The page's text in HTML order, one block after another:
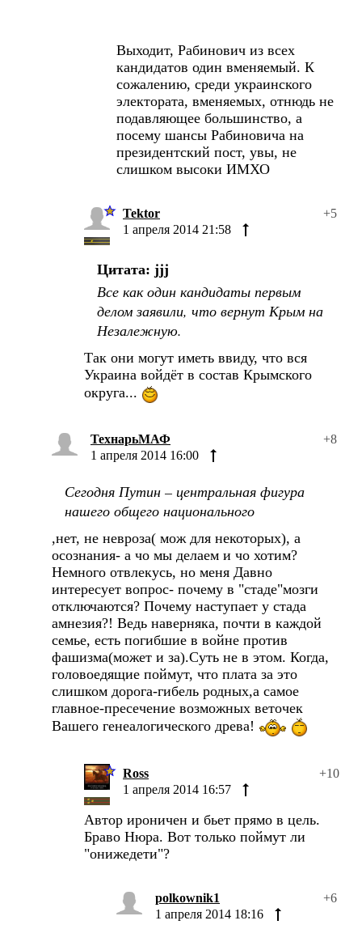
Выходит, Рабинович из всех
кандидатов один вменяемый. К
сожалению, среди украинского
электората, вменяемых, отнюдь не
подавляющее большинство, а
посему шансы Рабиновича на
президентский пост, увы, не
слишком высоки ИМХО
Tektor
+5
1 апреля 2014 21:58
Цитата: jjj
Все как один кандидаты первым
делом заявили, что вернут Крым на
Незалежную.
Так они могут иметь ввиду, что вся
Украина войдёт в состав Крымского
округа...
ТехнарьМАФ
+8
1 апреля 2014 16:00
Сегодня Путин – центральная фигура
нашего общего национального
,нет, не невроза( мож для некоторых), а
осознания- а чо мы делаем и чо хотим?
Немного отвлекусь, но меня Давно
интересует вопрос- почему в "стаде"мозги
отключаются? Почему наступает у стада
амнезия?! Ведь наверняка, почти в каждой
семье, есть погибшие в войне против
фашизма(может и за).Суть не в этом. Когда,
головоедящие поймут, что плата за это
слишком дорога-гибель родных,а самое
главное-пресечение возможных веточек
Вашего генеалогического древа!
Ross
+10
1 апреля 2014 16:57
Автор ироничен и бьет прямо в цель.
Браво Нюра. Вот только поймут ли
"онижедети"?
polkownik1
+6
1 апреля 2014 18:16